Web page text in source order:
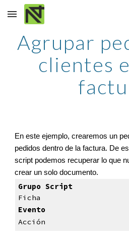
Skip to main content
Agrupar
clientes
En este ejemplo, crearemos un
pedidos dentro de la factura. De
script podemos recuperar lo que
crear un solo documento.
Grupo Script
Ficha
Evento
Acción